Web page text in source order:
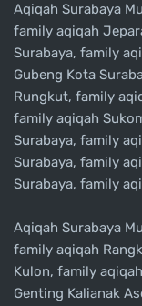
Aqiqah Surabaya
family aqiqah
Surabaya, family
Gubeng Kota
Rungkut, family
family aqiqah
Surabaya, family
Surabaya, family
Surabaya, family
Aqiqah Surabaya
family aqiqah
Kulon, family
Genting Kalianak